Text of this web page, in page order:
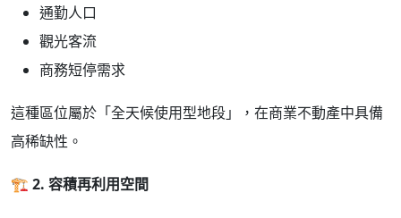
通勤人口
觀光客流
商務短停需求
這種區位屬於「全天候使用型地段」，在商業不動產中具備
高稀缺性。
🏗 ️ 2. 容積再利用空間